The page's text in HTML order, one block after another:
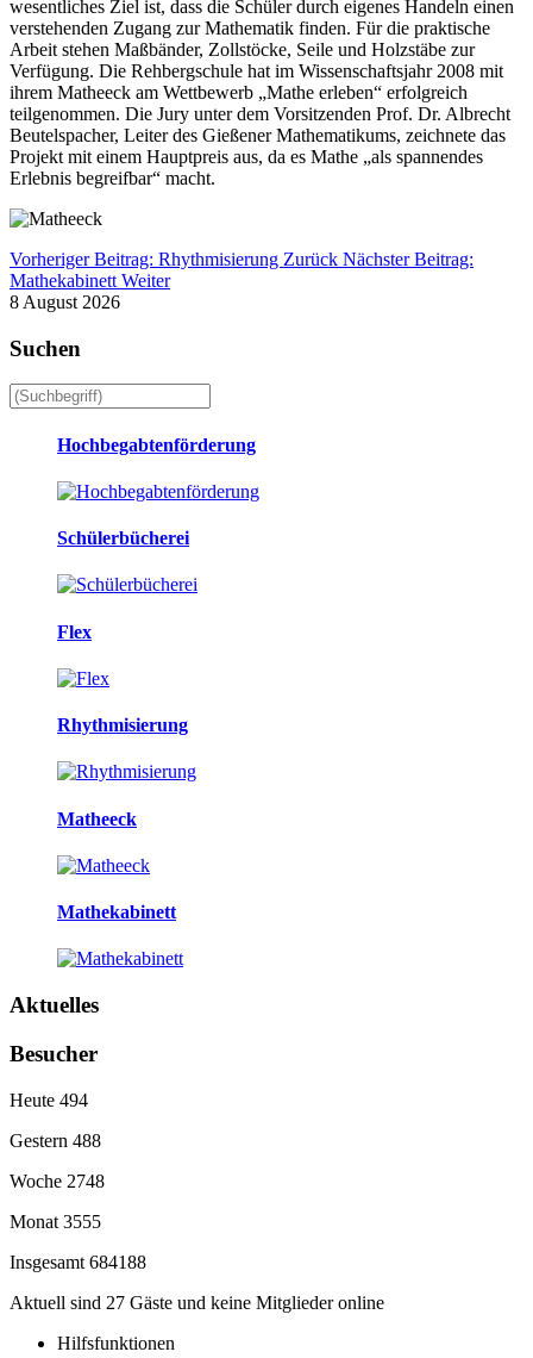
wesentliches Ziel ist, dass die Schüler durch eigenes Handeln einen
verstehenden Zugang zur Mathematik finden. Für die praktische
Arbeit stehen Maßbänder, Zollstöcke, Seile und Holzstäbe zur
Verfügung. Die Rehbergschule hat im Wissenschaftsjahr 2008 mit
ihrem Matheeck am Wettbewerb „Mathe erleben“ erfolgreich
teilgenommen. Die Jury unter dem Vorsitzenden Prof. Dr. Albrecht
Beutelspacher, Leiter des Gießener Mathematikums, zeichnete das
Projekt mit einem Hauptpreis aus, da es Mathe „als spannendes
Erlebnis begreifbar“ macht.
Vorheriger Beitrag: Rhythmisierung Zurück Nächster Beitrag:
Mathekabinett Weiter
8 August 2026
Suchen
Hochbegabtenförderung
Schülerbücherei
Flex
Rhythmisierung
Matheeck
Mathekabinett
Aktuelles
Besucher
Heute 494
Gestern 488
Woche 2748
Monat 3555
Insgesamt 684188
Aktuell sind 27 Gäste und keine Mitglieder online
Hilfsfunktionen